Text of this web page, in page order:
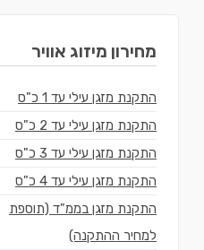
מחירון מיזוג אוויר
התקנת מזגן עילי עד 1 כ"ס
התקנת מזגן עילי עד 2 כ"ס
התקנת מזגן עילי עד 3 כ"ס
התקנת מזגן עילי עד 4 כ"ס
התקנת מזגן בממ"ד (תוספת
למחיר ההתקנה)